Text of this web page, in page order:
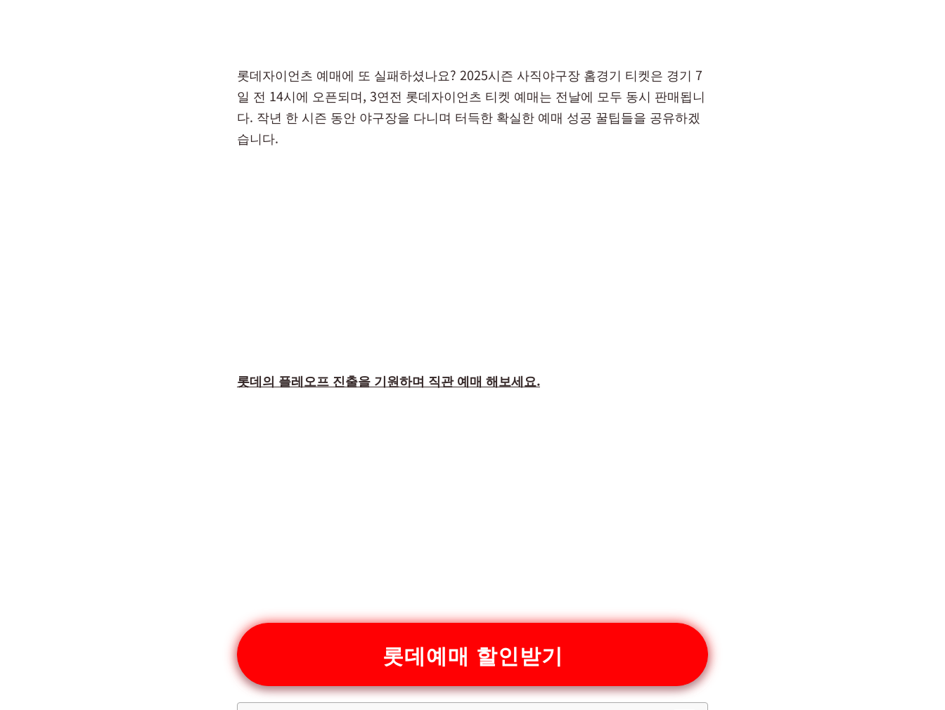
롯데자이언츠 예매에 또 실패하셨나요? 2025시즌 사직야구장 홈경기 티켓은 경기 7
일 전 14시에 오픈되며, 3연전 롯데자이언츠 티켓 예매는 전날에 모두 동시 판매됩니
다. 작년 한 시즌 동안 야구장을 다니며 터득한 확실한 예매 성공 꿀팁들을 공유하겠
습니다.
롯데의 플레오프 진출을 기원하며 직관 예매 해보세요.
롯데예매 할인받기